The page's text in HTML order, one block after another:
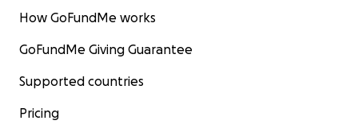
How GoFundMe works
GoFundMe Giving Guarantee
Supported countries
Pricing